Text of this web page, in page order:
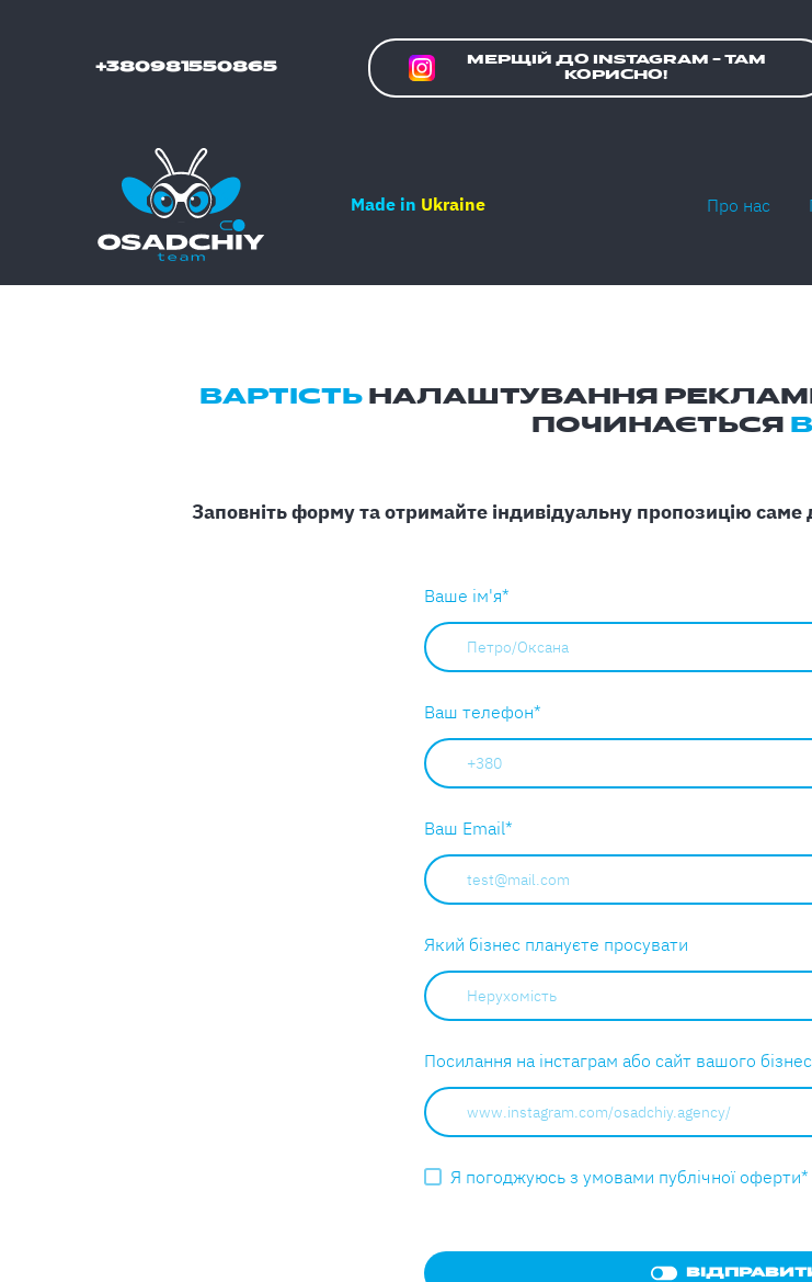
+380981550865
МЕРЩІЙ ДО INSTAGRAM - ТАМ
КОРИСНО!
Made in Ukraine Про нас
ВАРТІСТЬ НАЛАШТУВАННЯ
ПОЧИНАЄТЬCЯ
Заповніть форму та отримайте індивідуальну пропозицію саме
Ваше ім'я*
Ваш телефон*
Ваш Email*
Який бізнес плануєте просувати
Посилання на інстаграм або сайт вашого
Я погоджуюсь з умовами публічної оферти*